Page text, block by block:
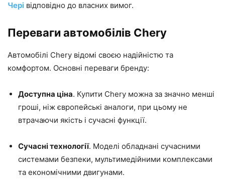
Чері відповідно до власних вимог.
Переваги автомобілів Chery
Автомобілі Chery відомі своєю надійністю та
комфортом. Основні переваги бренду:
Доступна ціна. Купити Chery можна за значно менші
гроші, ніж європейські аналоги, при цьому не
втрачаючи якість і сучасні функції.
Сучасні технології. Моделі обладнані сучасними
системами безпеки, мультимедійними комплексами
та економічними двигунами.